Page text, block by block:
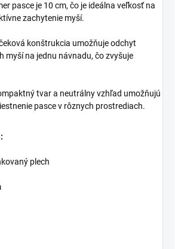
pasce je 10 cm, čo je ideálna veľkosť na
zachytenie myší.
konštrukcia umožňuje odchyt
myší na jednu návnadu, čo zvyšuje
tvar a neutrálny vzhľad umožňujú
pasce v rôznych prostrediach.
plech